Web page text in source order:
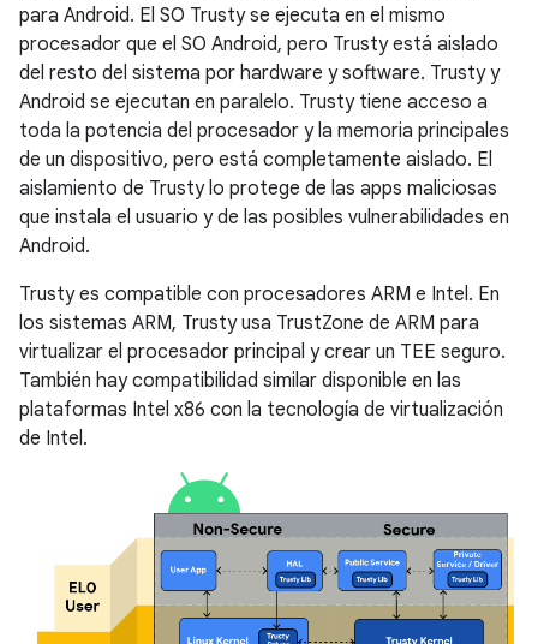
para Android. El SO Trusty se ejecuta en el mismo
procesador que el SO Android, pero Trusty está aislado
del resto del sistema por hardware y software. Trusty y
Android se ejecutan en paralelo. Trusty tiene acceso a
toda la potencia del procesador y la memoria principales
de un dispositivo, pero está completamente aislado. El
aislamiento de Trusty lo protege de las apps maliciosas
que instala el usuario y de las posibles vulnerabilidades en
Android.
Trusty es compatible con procesadores ARM e Intel. En
los sistemas ARM, Trusty usa TrustZone de ARM para
virtualizar el procesador principal y crear un TEE seguro.
También hay compatibilidad similar disponible en las
plataformas Intel x86 con la tecnología de virtualización
de Intel.